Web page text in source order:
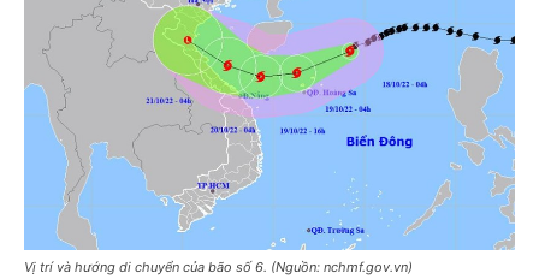
Vị trí và hướng di chuyển của bão số 6. (Nguồn: nchmf.gov.vn)